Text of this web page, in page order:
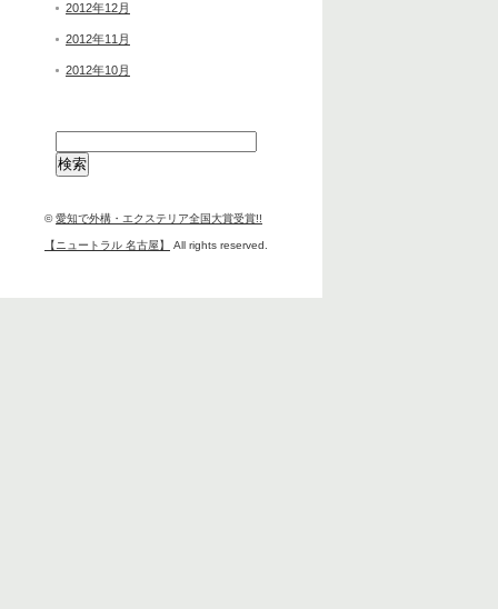
2012年12月
2012年11月
2012年10月
索:
©愛知で外構・エクステリア全国大賞受賞!!
【ニュートラル 名古屋】 All rights reserved.